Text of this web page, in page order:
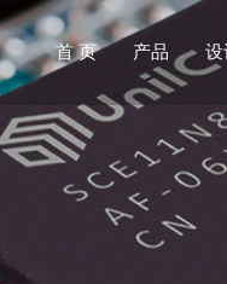
首 页 产品 设